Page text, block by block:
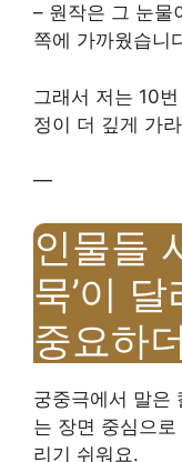
– 원작은 그 눈물
쪽에 가까웠습니
그래서 저는 10
정이 더 깊게 가
—
인물들
묵’이
중요하
궁중극에서 말은
는 장면 중심으
리기 쉬워요.